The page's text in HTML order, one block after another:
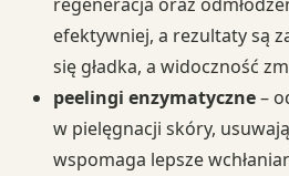
efektywniej, a rezultaty są
się gładka, a widoczność
peelingi enzymatyczne–
w pielęgnacji skóry,
wspomaga lepsze